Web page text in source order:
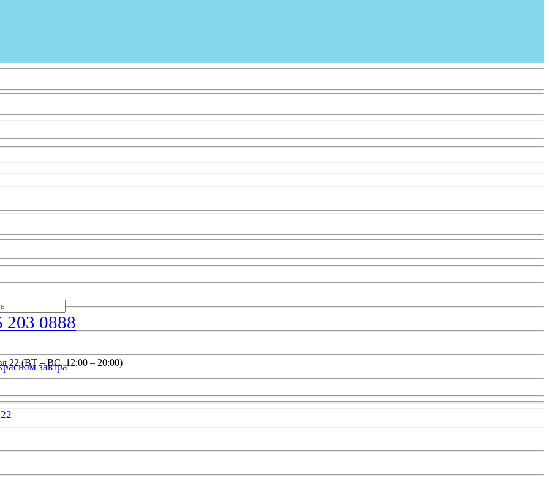
завтра
203 0888
22 (ВТ – ВС, 12:00 – 20:00)